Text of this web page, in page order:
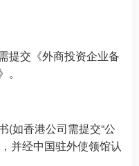
提交《外商投资企业备
(如香港公司需提交“公
并经中国驻外使领馆认